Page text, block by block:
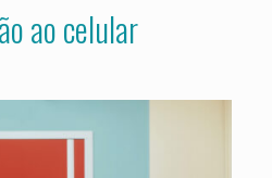
ao celular